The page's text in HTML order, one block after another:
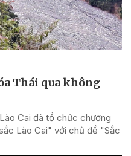
Thái qua không
Cai đã tổ chức chương
Lào Cai" với chủ đề "Sắc